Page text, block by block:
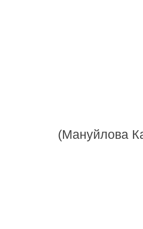
(Мануйлова